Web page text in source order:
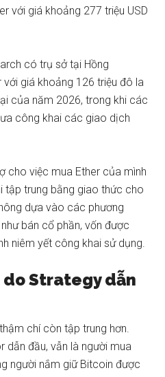
với giá khoảng 277 triệu USD
có trụ sở tại Hồng
với giá khoảng 126 triệu đô la
của năm 2026, trong khi các
công khai các giao dịch
cho việc mua Ether của mình
tập trung bằng giao thức cho
dựa vào các phương
bán cổ phần, vốn được
niêm yết công khai sử dụng.
Strategy dẫn
chí còn tập trung hơn.
dẫn đầu, vẫn là người mua
người nắm giữ Bitcoin được